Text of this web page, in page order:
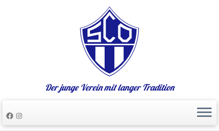
Der junge Verein mit langer Tradition